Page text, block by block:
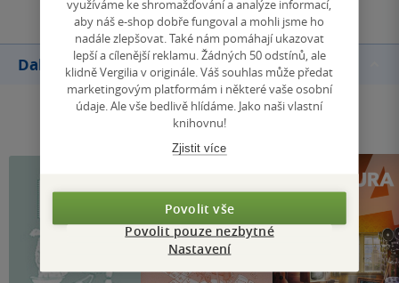
Další knihy autora
využíváme ke shromažďování a analýze informací,
aby náš e-shop dobře fungoval a mohli jsme ho
nadále zlepšovat. Také nám pomáhají ukazovat
lepší a cílenější reklamu. Žádných 50 odstínů, ale
klidně Vergilia v originále. Váš souhlas může předat
marketingovým platformám i některé vaše osobní
údaje. Ale vše bedlivě hlídáme. Jako naši vlastní
knihovnu!
Zjistit více
Povolit vše
Povolit pouze nezbytné
Nastavení